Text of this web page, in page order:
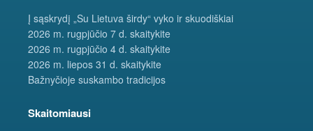
Į sąskrydį „Su Lietuva širdy“ vyko ir skuodiškiai
2026 m. rugpjūčio 7 d. skaitykite
2026 m. rugpjūčio 4 d. skaitykite
2026 m. liepos 31 d. skaitykite
Bažnyčioje suskambo tradicijos
Skaitomiausi